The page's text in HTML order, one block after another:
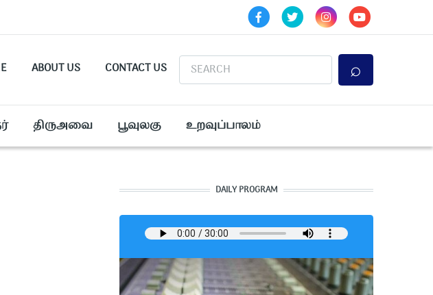
ABOUT US CONTACT US Search
திருஅவை பூவுலகு உறவுப்பாலம்
DAILY PROGRAM